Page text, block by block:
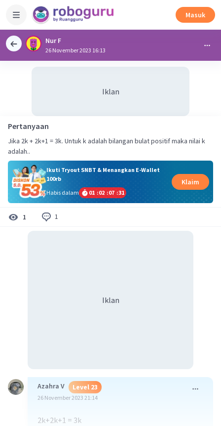
Masuk
Nur F
26 November 2023 16:13
Iklan
Pertanyaan
Jika 2k + 2k+1 = 3k. Untuk k adalah bilangan bulat positif maka nilai k
adalah..
Ikuti Tryout SNBT & Menangkan E-Wallet
100rb
Habis dalam
01 :02 :07 :31
Klaim
1 1
Iklan
Azahra V Level 23
26 November 2023 21:14
2k+2k+1 = 3k